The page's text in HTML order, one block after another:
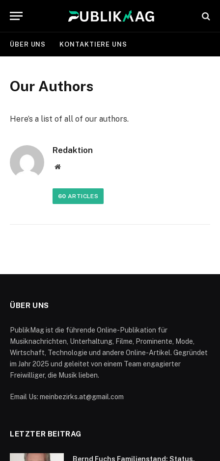
ÜBER UNS KONTAKTIERE UNS
Our Authors
Here’s a list of all of our authors.
Redaktion
Website
60 ARTICLES
ÜBER UNS
PublikMag ist die führende Online-Publikation für
Musiknachrichten, Unterhaltung, Filme, Prominente, Mode,
Wirtschaft, Technologie und andere Online-Artikel. Gegründet
im Jahr 2025 und geleitet von einem Team engagierter
Freiwilliger, die Musik lieben.
Email Us: meinbezirks.at@gmail.com
LETZTER BEITRAG
Bernd Fuchs Familienstand: Status,